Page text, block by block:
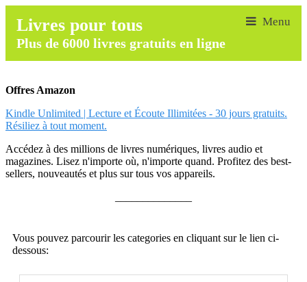
Livres pour tous
Plus de 6000 livres gratuits en ligne
Offres Amazon
Kindle Unlimited | Lecture et Écoute Illimitées - 30 jours gratuits.
Résiliez à tout moment.
Accédez à des millions de livres numériques, livres audio et
magazines. Lisez n'importe où, n'importe quand. Profitez des best-
sellers, nouveautés et plus sur tous vos appareils.
Vous pouvez parcourir les categories en cliquant sur le lien ci-
dessous: